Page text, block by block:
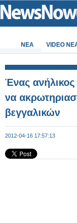
ΝΕΑ VIDEO
Ένας ανήλικος
να
βεγγαλικών
2012-04-16 17:57:13